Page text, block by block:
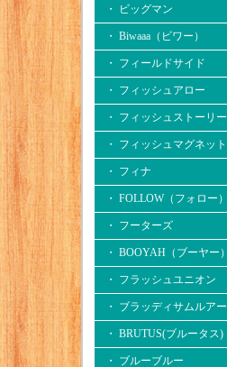
・ ビッグマン
・ Biwaaa（ビワー）
・ フィールドサイド
・ フィッシュアロー
・ フィッシュストーリー
・ フィッシュマグネット
・ フィナ
・ FOLLOW（フォロー）
・ フーターズ
・ BOOYAH（ブーヤー）
・ フラッシュユニオン
・ ブラッディサムルアー
・ BRUTUS(ブルータス)
・ ブルーブルー